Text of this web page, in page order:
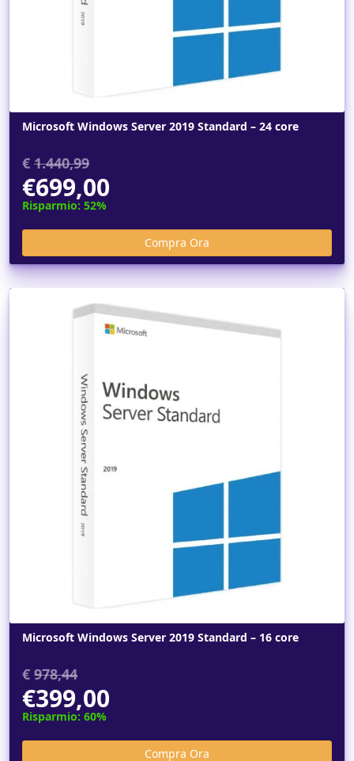
Microsoft Windows Server 2019 Standard – 24 core
€ 1.440,99
€699,00
Risparmio: 52%
Microsoft Windows Server 2019 Standard – 16 core
€ 978,44
€399,00
Risparmio: 60%